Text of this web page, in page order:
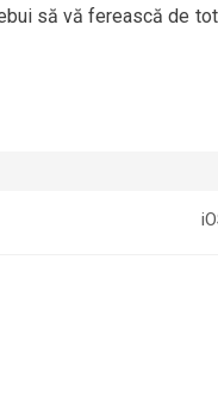
să vă ferească de